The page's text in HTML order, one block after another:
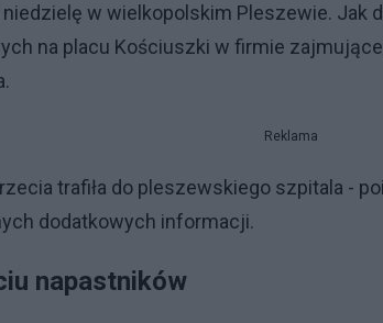
w wielkopolskim Pleszewie. Jak
na placu Kościuszki w firmie
Reklama
trafiła do pleszewskiego szpitala -
dodatkowych informacji.
napastników